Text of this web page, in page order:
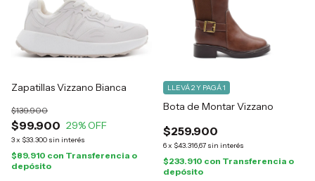
Zapatillas Vizzano Bianca
$99.900
$139.900
29% OFF
3x $33.300 sin interés
$89.910 con Transferencia o
depósito
Bota de Montar Vizzano
$259.900
6x $43.316,67 sin interés
LLEVÁ 2 Y PAGÁ 1
$233.910 con Transferencia o
depósito